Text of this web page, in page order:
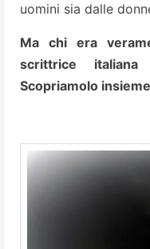
uomini sia dalle
Ma chi era
scrittrice
Scopriamolo